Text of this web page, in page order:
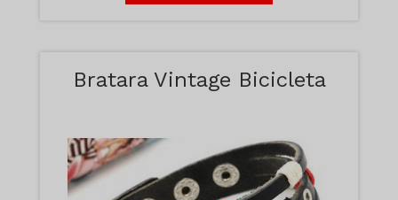
Bratara Vintage Bicicleta